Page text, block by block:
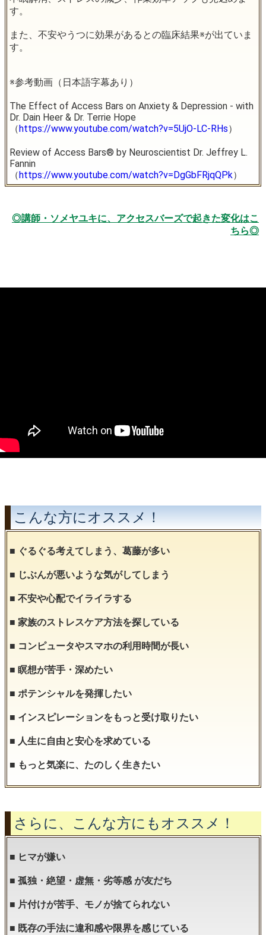
す。
また、不安やうつに効果があるとの臨床結果※が出ていま
す。
※参考動画（日本語字幕あり）
The Effect of Access Bars on Anxiety & Depression - with
Dr. Dain Heer & Dr. Terrie Hope
（ https://www.youtube.com/watch?v=5UjO-LC-RHs）
Review of Access Bars® by Neuroscientist Dr. Jeffrey L.
Fannin
（ https://www.youtube.com/watch?v=DgGbFRjqQPk）
◎講師・ソメヤユキに、アクセスバーズで起きた変化はこ
ちら◎
こんな方にオススメ！
■ ぐるぐる考えてしまう、葛藤が多い
■ じぶんが悪いような気がしてしまう
■ 不安や心配でイライラする
■ 家族のストレスケア方法を探している
■ コンピュータやスマホの利用時間が長い
■ 瞑想が苦手・深めたい
■ ポテンシャルを発揮したい
■ インスピレーションをもっと受け取りたい
■ 人生に自由と安心を求めている
■ もっと気楽に、たのしく生きたい
さらに、こんな方にもオススメ！
■ ヒマが嫌い
■ 孤独・絶望・虚無・劣等感 が友だち
■ 片付けが苦手、モノが捨てられない
■ 既存の手法に違和感や限界を感じている